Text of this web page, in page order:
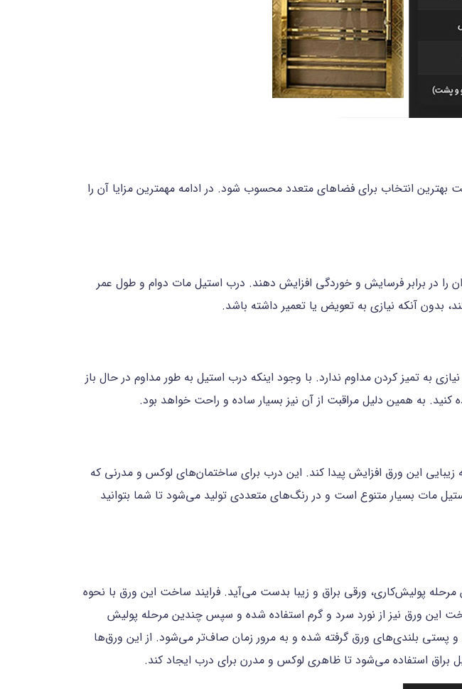
انتخاب برای فضاهای متعدد محسوب شود. در ادامه مهمترین مزایا آن را
در برابر فرسایش و خوردگی افزایش دهند. درب استیل مات دوام و طول عمر
بدون آنکه نیازی به تعویض یا تعمیر داشته باشد.
به تمیز کردن مداوم ندارد. با وجود اینکه درب استیل به طور مداوم در حال باز
به همین دلیل مراقبت از آن نیز بسیار ساده و راحت خواهد بود.
این ورق افزایش پیدا کند. این درب برای ساختمان‌های لوکس و مدرنی که
مات بسیار متنوع است و در رنگ‌های متعددی تولید می‌شود تا شما بتوانید
پولیش‌کاری، ورقی براق و زیبا بدست می‌آید. فرایند ساخت این ورق با نحوه
این ورق نیز از نورد سرد و گرم استفاده شده و سپس چندین مرحله پولیش
و پستی بلندی‌های ورق گرفته شده و به مرور زمان صاف‌تر می‌شود. از این ورق‌ها
براق استفاده می‌شود تا ظاهری لوکس و مدرن برای درب ایجاد کند.